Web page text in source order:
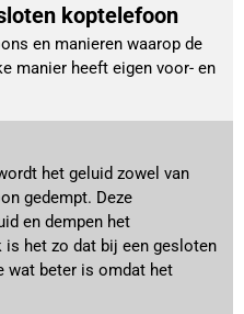
koptelefoon
en manieren waarop de
manier heeft eigen voor- en
het geluid zowel van
gedempt. Deze
en dempen het
het zo dat bij een gesloten
wat beter is omdat het